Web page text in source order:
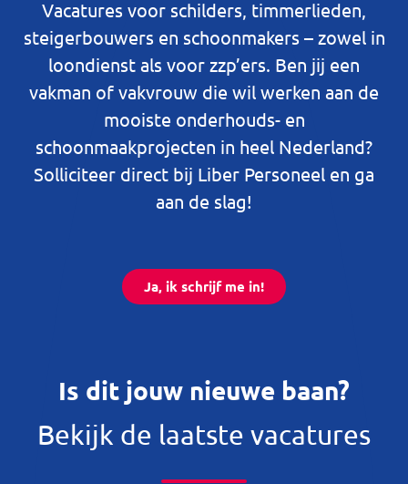
Vacatures voor schilders, timmerlieden,
steigerbouwers en schoonmakers – zowel in
loondienst als voor zzp’ers. Ben jij een
vakman of vakvrouw die wil werken aan de
mooiste onderhouds- en
schoonmaakprojecten in heel Nederland?
Solliciteer direct bij Liber Personeel en ga
aan de slag!
Ja, ik schrijf me in!
Is dit jouw nieuwe baan?
Bekijk de laatste vacatures